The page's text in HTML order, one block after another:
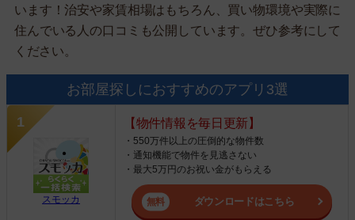
います！治安や家賃相場はもちろん、買い物環境や実際に
住んでいる人の口コミも公開しています。ぜひ参考にして
ください。
お部屋探しにおすすめのアプリ3選
スモッカ
【物件情報を毎日更新】
・550万件以上の圧倒的な物件数
・通知機能で物件を見逃さない
・最大5万円のお祝い金がもらえる
ダウンロードはこちら